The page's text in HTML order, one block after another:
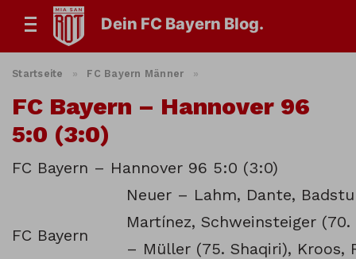
Dein FC Bayern Blog.
Startseite » FC Bayern Männer »
FC Bayern – Hannover 96
5:0 (3:0)
FC Bayern – Hannover 96 5:0 (3:0)
FC Bayern
Neuer – Lahm, Dante,
Martínez, Schweinsteiger (70.
– Müller (75. Shaqiri), Kroos,